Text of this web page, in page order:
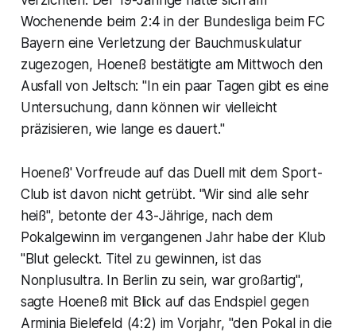
Wochenende beim 2:4 in der Bundesliga beim FC
Bayern eine Verletzung der Bauchmuskulatur
zugezogen, Hoeneß bestätigte am Mittwoch den
Ausfall von Jeltsch: "In ein paar Tagen gibt es eine
Untersuchung, dann können wir vielleicht
präzisieren, wie lange es dauert."
Hoeneß' Vorfreude auf das Duell mit dem Sport-
Club ist davon nicht getrübt. "Wir sind alle sehr
heiß", betonte der 43-Jährige, nach dem
Pokalgewinn im vergangenen Jahr habe der Klub
"Blut geleckt. Titel zu gewinnen, ist das
Nonplusultra. In Berlin zu sein, war großartig",
sagte Hoeneß mit Blick auf das Endspiel gegen
Arminia Bielefeld (4:2) im Vorjahr, "den Pokal in die